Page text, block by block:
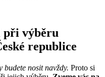
při výběru
republice
budete nosit navždy. Proto si